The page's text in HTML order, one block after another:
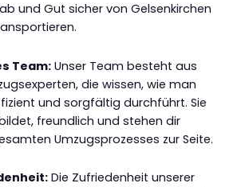
und Gut sicher von Gelsenkirchen
Team:Unser Team besteht aus
die wissen, wie man
und sorgfältig durchführt. Sie
freundlich und stehen dir
Umzugsprozesses zur Seite.
Die Zufriedenheit unserer